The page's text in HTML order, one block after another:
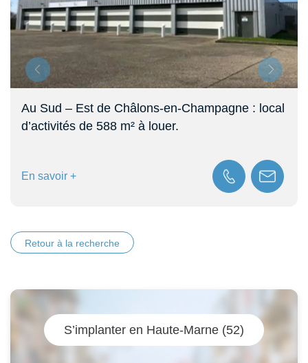
Au Sud – Est de Châlons-en-Champagne : local
d’activités de 588 m² à louer.
En savoir +
Retour à la recherche
S’implanter en Haute-Marne (52)